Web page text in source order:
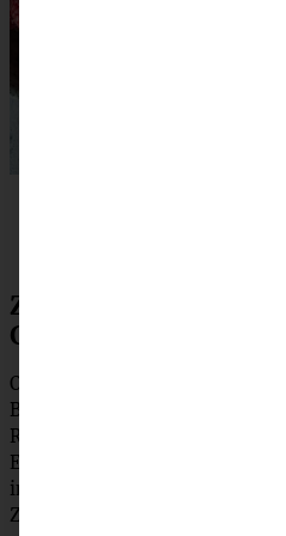
Zubereitung für
Gugelhupf
Ofen auf 180 °C (160 °C
Butter mit dem Vanillezucker
Rührgerät auf höchster Stufe
Eier nach und nach, dann den
immer weiter rühren. Nun das
Zitronenabrieb und -saft